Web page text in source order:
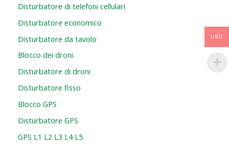
Disturbatore di telefoni cellulari
Disturbatore economico
Disturbatore da tavolo
Blocco dei droni
Disturbatore di droni
Disturbatore fisso
Blocco GPS
Disturbatore GPS
GPS L1 L2 L3 L4 L5
USD